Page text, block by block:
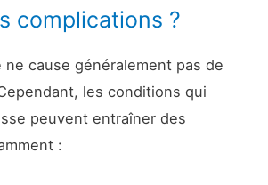
complications ?
ne cause généralement pas de
les conditions qui
peuvent entraîner des
: